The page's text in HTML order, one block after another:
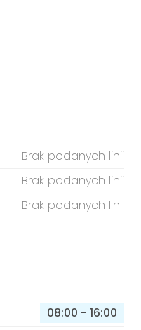
Brak podanych linii
Brak podanych linii
Brak podanych linii
08:00 - 16:00